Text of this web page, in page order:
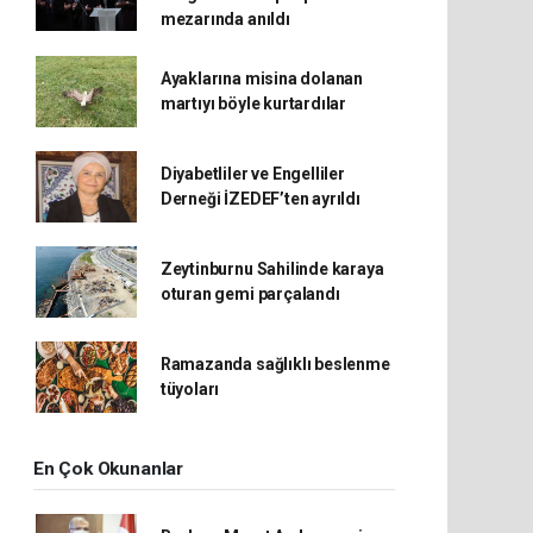
mezarında anıldı
Ayaklarına misina dolanan
martıyı böyle kurtardılar
Diyabetliler ve Engelliler
Derneği İZEDEF’ten ayrıldı
Zeytinburnu Sahilinde karaya
oturan gemi parçalandı
Ramazanda sağlıklı beslenme
tüyoları
En Çok Okunanlar